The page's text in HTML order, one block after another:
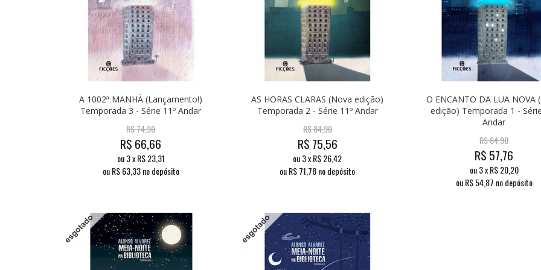
A 1002ª MANHÃ (Lançamento!)
Temporada 3 - Série 11º Andar
R$74,90
R$ 66,66
ou3x R$23,31
ou R$63,33 no depósito
AS HORAS CLARAS (Nova edição)
Temporada 2 - Série 11º Andar
R$84,90
R$ 75,56
ou3xR$26,42
ou R$71,78no depósito
O ENCANTO DA LUA NOVA
edição) Temporada 1 -
Andar
R$64,90
R$ 57,76
ou3x R$20,20
ou R$54,87 no depósito